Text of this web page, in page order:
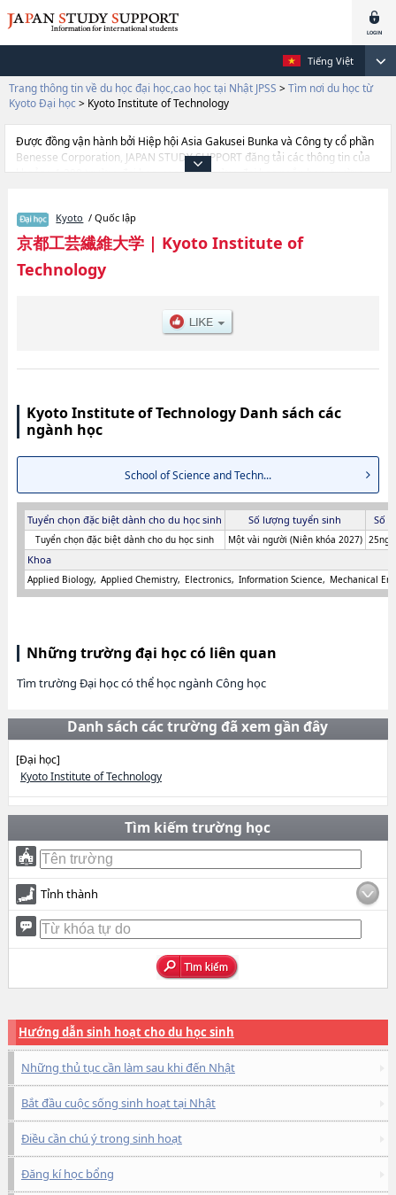
Tiếng Việt
Trang thông tin về du học đại học,cao học tại Nhật JPSS > Tìm nơi du học từ
Kyoto Đại học > Kyoto Institute of Technology
Được đồng vận hành bởi Hiệp hội Asia Gakusei Bunka và Công ty cổ phần
Benesse Corporation, JAPAN STUDY SUPPORT đăng tải các thông tin của
khoảng 1.300 trường đại học, cao học, trường đại học ngắn hạn, trường
thông tin cần thiết dành cho du học sinh, như là về các Ngành School of
Science and Technology, thông tin về từng ngành học, thông tin liên quan
đến thi tuyển như số lượng tuyển sinh, số lượng trúng tuyển, cở sở trang
thiết bị, hướng dẫn địa điểm v.v...
Kyoto / Quốc lập
京都工芸繊維大学| Kyoto Institute of
Technology
Kyoto Institute of Technology Danh sách các
ngành học
School of Science and Techn...
Tuyển chọn đặc biệt dành cho du học sinh Số lượng tuyển sinh Số
Tuyển chọn đặc biệt dành cho du học sinh Một vài người (Niên khóa 2027)
Khoa
Applied Biology Applied Chemistry Electronics Information Science Mechanical
Những trường đại học có liên quan
Tìm trường Đại học có thể học ngành Công học
Danh sách các trường đã xem gần đây
[Đại học]
Kyoto Institute of Technology
Tìm kiếm trường học
Tỉnh thành
Hướng dẫn sinh hoạt cho du học sinh
Những thủ tục cần làm sau khi đến Nhật
Bắt đầu cuộc sống sinh hoạt tại Nhật
Điều cần chú ý trong sinh hoạt
Đăng kí học bổng